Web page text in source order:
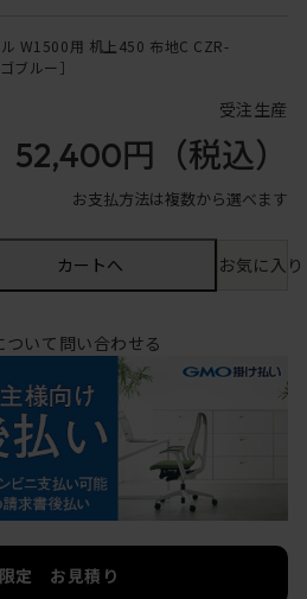
W1500用 机上450 布地C CZR-
ブルー］
受注生産
52,400円 （税込）
お支払方法は複数から選べます
カートへ お気に入
ついて問い合わせる
定 お見積り